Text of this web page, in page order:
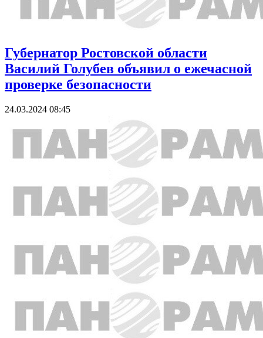
Губернатор Ростовской области
Василий Голубев объявил о ежечасной
проверке безопасности
24.03.2024 08:45